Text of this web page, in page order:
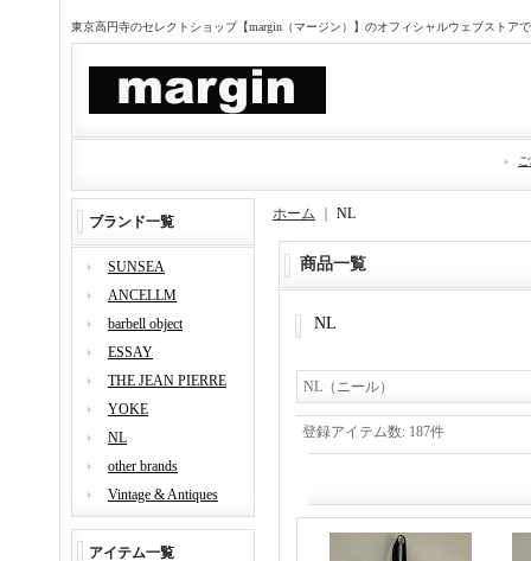
東京高円寺のセレクトショップ【margin（マージン）】のオフィシャルウェブストア
ブランド一覧
SUNSEA
ANCELLM
barbell object
ESSAY
THE JEAN PIERRE
YOKE
NL
other brands
Vintage & Antiques
アイテム一覧
ホーム NL
商品一覧
NL
NL（ニール）
登録アイテム数: 187件